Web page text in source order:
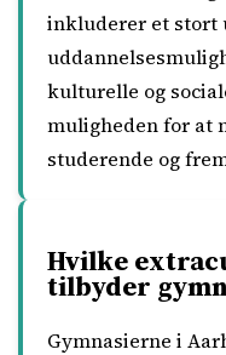
inkluderer et stort
kulturelle og
muligheden for at
studerende og
Hvilke
tilbyder
Gymnasierne i